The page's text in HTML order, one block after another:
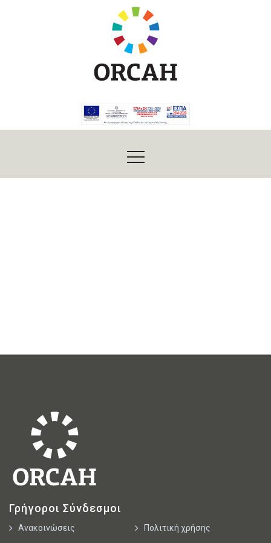
Γρήγοροι Σύνδεσμοι
Ανακοινώσεις Πολιτική χρήσης